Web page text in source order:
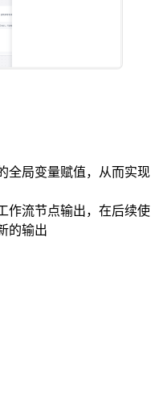
全局变量赋值，从而实现
作流节点输出，在后续使
的输出